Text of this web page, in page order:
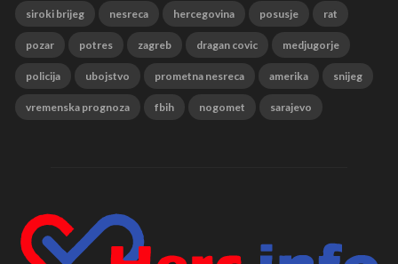
siroki brijeg nesreca hercegovina posusje rat
pozar potres zagreb dragan covic medjugorje
policija ubojstvo prometna nesreca amerika snijeg
vremenska prognoza fbih nogomet sarajevo